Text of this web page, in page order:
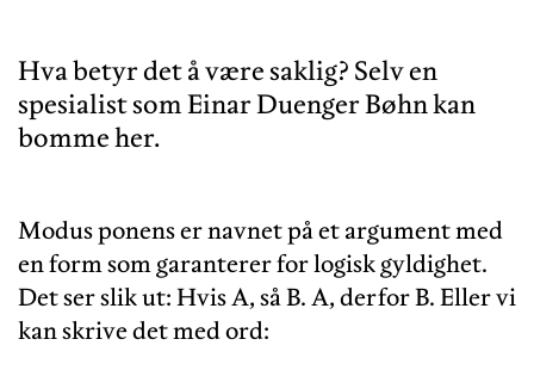
Hva betyr det å være saklig? Selv en
spesialist som Einar Duenger Bøhn kan
bomme her.
Modus ponens er navnet på et argument med
en form som garanterer for logisk gyldighet.
Det ser slik ut: Hvis A, så B. A, derfor B. Eller vi
kan skrive det med ord: